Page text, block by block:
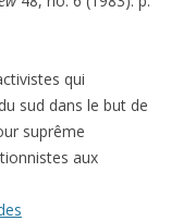
qui
sud dans le but de
suprême
aux